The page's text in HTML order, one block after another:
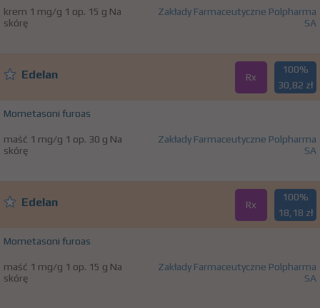
krem 1 mg/g 1 op. 15 g Na
skórę
Zakłady Farmaceutyczne Polpharma
SA
Edelan Rx
100%
30,82 zł
Mometasoni furoas
maść 1 mg/g 1 op. 30 g Na
skórę
Zakłady Farmaceutyczne Polpharma
SA
Edelan Rx
100%
18,18 zł
Mometasoni furoas
maść 1 mg/g 1 op. 15 g Na
skórę
Zakłady Farmaceutyczne Polpharma
SA